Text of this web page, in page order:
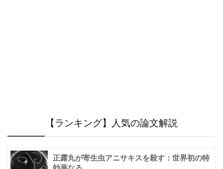
【ランキング】人気の論文解説
正露丸が寄生虫アニサキスを殺す：世界初の特